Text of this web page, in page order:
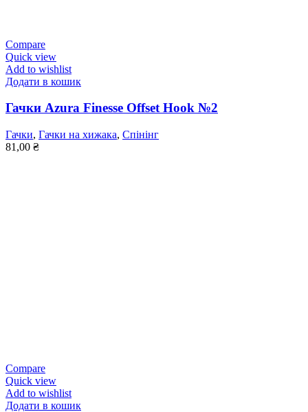
Compare
Quick view
Add to wishlist
Додати в кошик
Гачки Azura Finesse Offset Hook №2
Гачки, Гачки на хижака, Спінінг
81,00 ₴
Compare
Quick view
Add to wishlist
Додати в кошик